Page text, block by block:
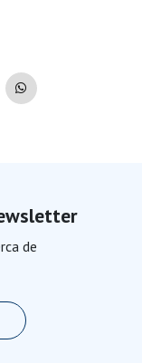
de